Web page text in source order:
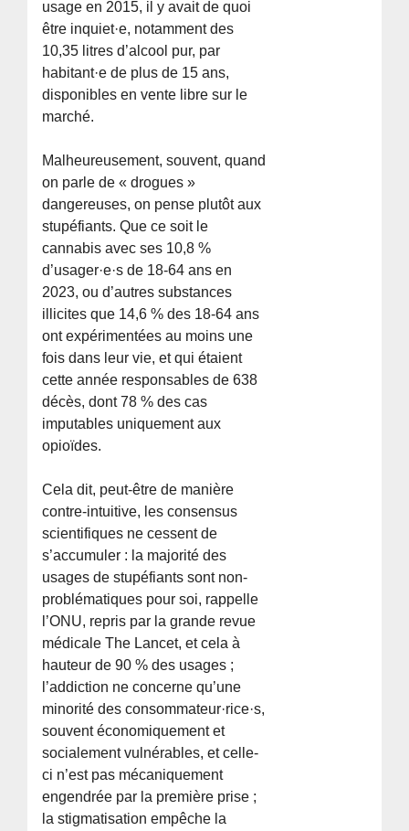
usage en 2015, il y avait de quoi
être inquiet·e, notamment des
10,35 litres d’alcool pur, par
habitant·e de plus de 15 ans,
disponibles en vente libre sur le
marché.
Malheureusement, souvent, quand
on parle de « drogues »
dangereuses, on pense plutôt aux
stupéfiants. Que ce soit le
cannabis avec ses 10,8 %
d’usager·e·s de 18-64 ans en
2023, ou d’autres substances
illicites que 14,6 % des 18-64 ans
ont expérimentées au moins une
fois dans leur vie, et qui étaient
cette année responsables de 638
décès, dont 78 % des cas
imputables uniquement aux
opioïdes.
Cela dit, peut-être de manière
contre-intuitive, les consensus
scientifiques ne cessent de
s’accumuler : la majorité des
usages de stupéfiants sont non-
problématiques pour soi, rappelle
l’ONU, repris par la grande revue
médicale The Lancet, et cela à
hauteur de 90 % des usages ;
l’addiction ne concerne qu’une
minorité des consommateur·rice·s,
souvent économiquement et
socialement vulnérables, et celle-
ci n’est pas mécaniquement
engendrée par la première prise ;
la stigmatisation empêche la